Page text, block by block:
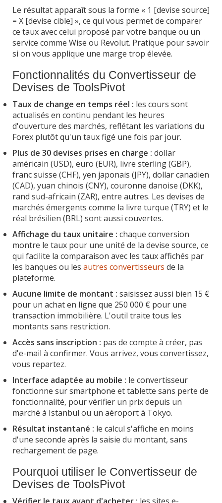
Le résultat apparaît sous la forme « 1 [devise source]
= X [devise cible] », ce qui vous permet de comparer
ce taux avec celui proposé par votre banque ou un
service comme Wise ou Revolut. Pratique pour savoir
si on vous applique une marge trop élevée.
Fonctionnalités du Convertisseur de
Devises de ToolsPivot
Taux de change en temps réel : les cours sont
actualisés en continu pendant les heures
d'ouverture des marchés, reflétant les variations du
Forex plutôt qu'un taux figé une fois par jour.
Plus de 30 devises prises en charge : dollar
américain (USD), euro (EUR), livre sterling (GBP),
franc suisse (CHF), yen japonais (JPY), dollar canadien
(CAD), yuan chinois (CNY), couronne danoise (DKK),
rand sud-africain (ZAR), entre autres. Les devises de
marchés émergents comme la livre turque (TRY) et le
réal brésilien (BRL) sont aussi couvertes.
Affichage du taux unitaire : chaque conversion
montre le taux pour une unité de la devise source, ce
qui facilite la comparaison avec les taux affichés par
les banques ou les autres convertisseurs de la
plateforme.
Aucune limite de montant : saisissez aussi bien 15 €
pour un achat en ligne que 250 000 € pour une
transaction immobilière. L'outil traite tous les
montants sans restriction.
Accès sans inscription : pas de compte à créer, pas
d'e-mail à confirmer. Vous arrivez, vous convertissez,
vous repartez.
Interface adaptée au mobile : le convertisseur
fonctionne sur smartphone et tablette sans perte de
fonctionnalité, pour vérifier un prix depuis un
marché à Istanbul ou un aéroport à Tokyo.
Résultat instantané : le calcul s'affiche en moins
d'une seconde après la saisie du montant, sans
rechargement de page.
Pourquoi utiliser le Convertisseur de
Devises de ToolsPivot